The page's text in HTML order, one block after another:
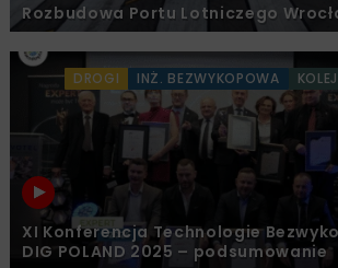
Rozbudowa Portu Lotniczego
DROGI INŻ. BEZWYKOPOWA KOLEJ
XI Konferencja Technologie
DIG POLAND 2025 – podsumowanie